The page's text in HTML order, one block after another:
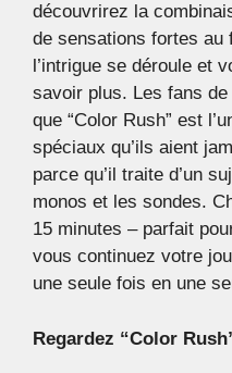
découvrirez la
de sensations fortes au
l’intrigue se déroule et
savoir plus. Les fans
que “Color Rush” est
spéciaux qu’ils aient
parce qu’il traite d’un
monos et les sondes.
15 minutes – parfait
vous continuez votre
une seule fois en une
Regardez “Color